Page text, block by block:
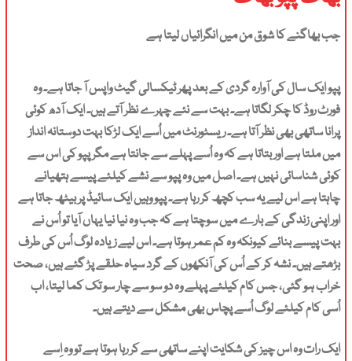
جب بھاگنے کا شوق من میں انگرائیاں لیتا ہے
پپو ایک سال کی آوارہ گردی کے بعد پھر ٹیکسالی گیٹ واپس آ جاتا ہے۔ وہ
فورٹ روڈ کا چکر لگاتا ہے۔ بہت سے نئے چہرے نظر آتے ہیں۔ ایک آدھ کوئی
پرانا ساتھی بھی نظر آتا ہے۔ ریسٹورنٹ میں اُسے ایک لڑکا بہت دوستانہ انداز
میں ملتا ہے اور بتاتا ہے کہ وہ اُسے پہلے سے جانتا ہے مگر پپو کی اس سے
کوئی شناسائی نہیں ہے۔ اصل میں وہ پپو سے نشے کیلئے پیسے ہتھیانے
چاہتا ہے اس لیے یہ سب کچھ کر رہا ہے۔ پپو وہیں ایک سائیڈ پر بیٹھ جاتا ہے
اور اپنی زندگی کے بارے میں سوچتا ہے کہ جب وہ نیا نیا یہاں آیا تو اُس نے
بہت پیسے بنائے کیونکہ وہ کم عمر ہوتا ہے۔ اس لیے زیادہ لوگ اُس کی طرف
بڑھتے ہیں۔ نشہ کر کے اُس کی آنکھوں کے گرد سیاہ حلقے پڑ گئے ہیں، صحت
خراب ہو گئی، جس کام کیلئے پہلے وہ دو سو سے چار سو تک کما لیتا، اب
اُسی کام کیلئے لوگ اُسے پچاس بھی مشکل سے دیتے ہیں۔
ایک رات وہ اس چیز کی شکایت اپنے ساتھی سے کر رہا ہوتا ہے تو وہ اِسے